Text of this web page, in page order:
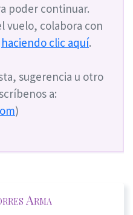
poder continuar.
vuelo, colabora con
haciendo clic aquí.
sugerencia u otro
a:
)
Arma